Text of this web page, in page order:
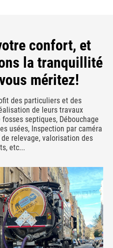
confort, et
la tranquillité
méritez!
des particuliers et des
de leurs travaux
septiques, Débouchage
usées, Inspection par caméra
relevage, valorisation des
etc...